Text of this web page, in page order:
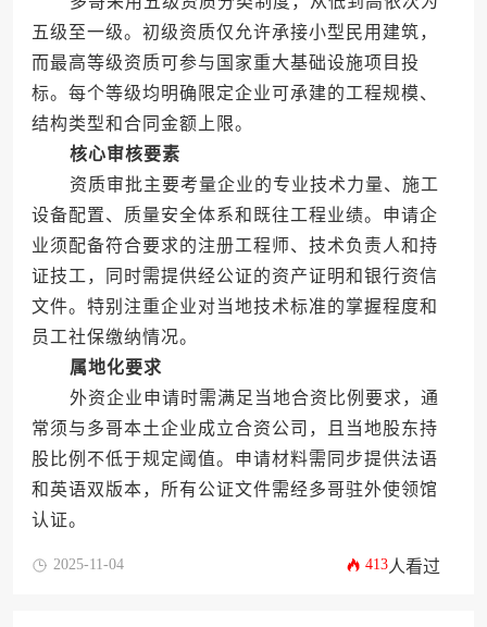
五级至一级。初级资质仅允许承接小型民用建筑，
而最高等级资质可参与国家重大基础设施项目投
标。每个等级均明确限定企业可承建的工程规模、
结构类型和合同金额上限。
核心审核要素
资质审批主要考量企业的专业技术力量、施工
设备配置、质量安全体系和既往工程业绩。申请企
业须配备符合要求的注册工程师、技术负责人和持
证技工，同时需提供经公证的资产证明和银行资信
文件。特别注重企业对当地技术标准的掌握程度和
员工社保缴纳情况。
属地化要求
外资企业申请时需满足当地合资比例要求，通
常须与多哥本土企业成立合资公司，且当地股东持
股比例不低于规定阈值。申请材料需同步提供法语
和英语双版本，所有公证文件需经多哥驻外使领馆
认证。
2025-11-04 413人看过